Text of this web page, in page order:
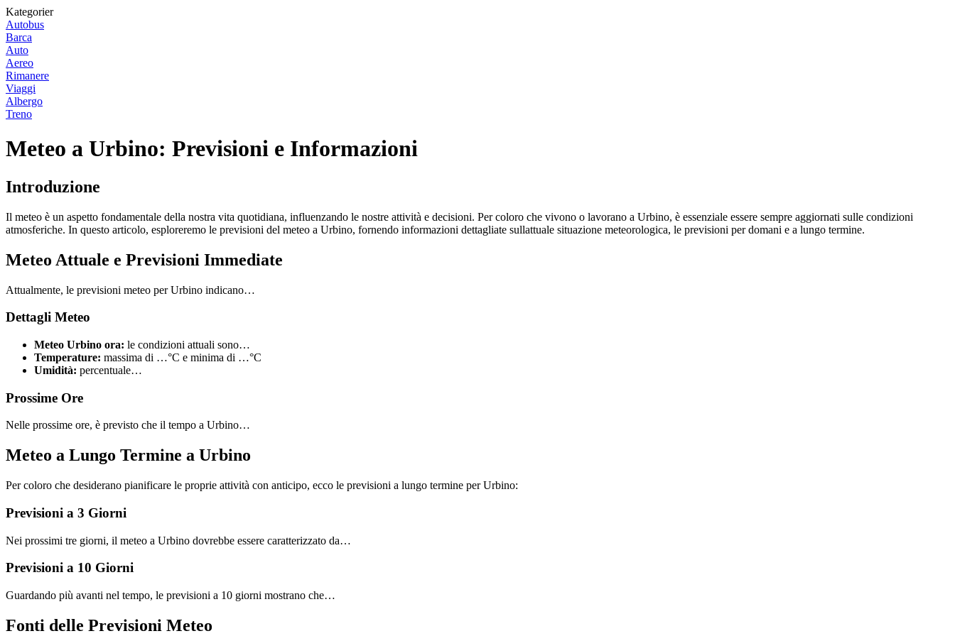
Kategorier
Autobus
Barca
Auto
Aereo
Rimanere
Viaggi
Albergo
Treno
Meteo a Urbino: Previsioni e Informazioni
Introduzione
Il meteo è un aspetto fondamentale della nostra vita quotidiana, influenzando le nostre attività e decisioni. Per coloro che vivono o lavorano a Urbino, è essenziale essere sempre aggiornati sulle condizioni
atmosferiche. In questo articolo, esploreremo le previsioni del meteo a Urbino, fornendo informazioni dettagliate sullattuale situazione meteorologica, le previsioni per domani e a lungo termine.
Meteo Attuale e Previsioni Immediate
Attualmente, le previsioni meteo per Urbino indicano…
Dettagli Meteo
Meteo Urbino ora: le condizioni attuali sono…
Temperature: massima di …°C e minima di …°C
Umidità: percentuale…
Prossime Ore
Nelle prossime ore, è previsto che il tempo a Urbino…
Meteo a Lungo Termine a Urbino
Per coloro che desiderano pianificare le proprie attività con anticipo, ecco le previsioni a lungo termine per Urbino:
Previsioni a 3 Giorni
Nei prossimi tre giorni, il meteo a Urbino dovrebbe essere caratterizzato da…
Previsioni a 10 Giorni
Guardando più avanti nel tempo, le previsioni a 10 giorni mostrano che…
Fonti delle Previsioni Meteo